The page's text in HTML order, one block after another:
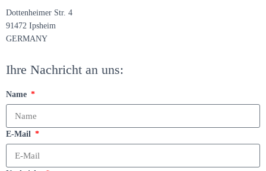
Dottenheimer Str. 4
91472 Ipsheim
GERMANY
Ihre Nachricht an uns:
Name
E-Mail